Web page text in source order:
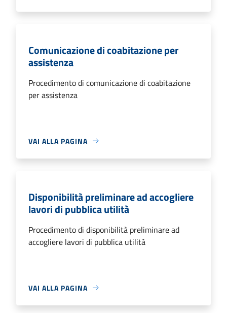
Comunicazione di coabitazione per
assistenza
Procedimento di comunicazione di coabitazione
per assistenza
VAI ALLA PAGINA
Disponibilità preliminare ad accogliere
lavori di pubblica utilità
Procedimento di disponibilità preliminare ad
accogliere lavori di pubblica utilità
VAI ALLA PAGINA